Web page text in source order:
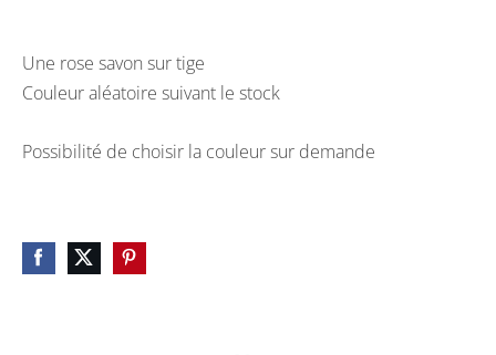
Une rose savon sur tige
Couleur aléatoire suivant le stock
Possibilité de choisir la couleur sur demande